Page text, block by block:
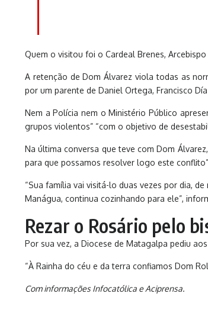
Quem o visitou foi o Cardeal Brenes,
A retenção de Dom Álvarez viola todas as
por um parente de Daniel Ortega, Francisco
Nem a Polícia nem o Ministério Público
grupos violentos” “com o objetivo de
Na última conversa que teve com Dom
para que possamos resolver logo este
“Sua família vai visitá-lo duas vezes por dia,
Manágua, continua cozinhando para ele”,
Rezar o Rosário pelo
Por sua vez, a Diocese de Matagalpa pediu
“À Rainha do céu e da terra confiamos Dom
Com informações Infocatólica e Aciprensa.